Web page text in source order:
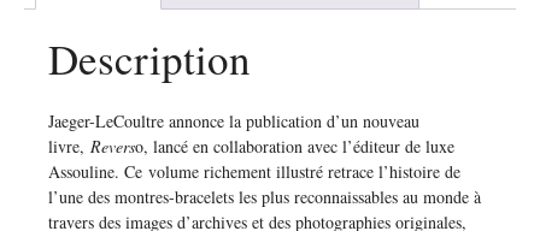
Description
Jaeger-LeCoultre annonce la publication d’un nouveau
livre, Reverso, lancé en collaboration avec l’éditeur de luxe
Assouline. Ce volume richement illustré retrace l’histoire de
l’une des montres-bracelets les plus reconnaissables au monde à
travers des images d’archives et des photographies originales,